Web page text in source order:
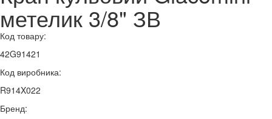
метелик 3/8" ЗВ
Код товару:
42G91421
Код виробника:
R914X022
Бренд: